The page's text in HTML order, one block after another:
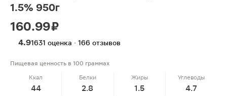
1.5% 950г
160.99 ₽
4.91631 оценка · 166 отзывов
Пищевая ценность в 100 граммах
Ккал
44
Белки
2.8
Жиры
1.5
Углеводы
4.7